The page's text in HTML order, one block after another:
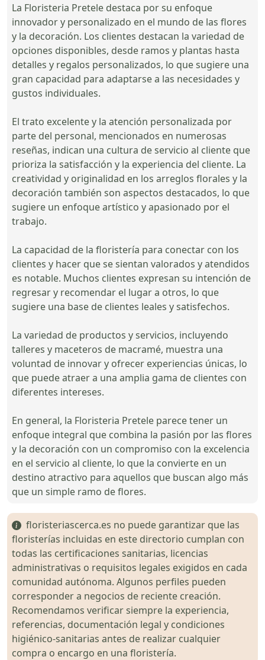
La Floristeria Pretele destaca por su enfoque
innovador y personalizado en el mundo de las flores
y la decoración. Los clientes destacan la variedad de
opciones disponibles, desde ramos y plantas hasta
detalles y regalos personalizados, lo que sugiere una
gran capacidad para adaptarse a las necesidades y
gustos individuales.
El trato excelente y la atención personalizada por
parte del personal, mencionados en numerosas
reseñas, indican una cultura de servicio al cliente que
prioriza la satisfacción y la experiencia del cliente. La
creatividad y originalidad en los arreglos florales y la
decoración también son aspectos destacados, lo que
sugiere un enfoque artístico y apasionado por el
trabajo.
La capacidad de la floristería para conectar con los
clientes y hacer que se sientan valorados y atendidos
es notable. Muchos clientes expresan su intención de
regresar y recomendar el lugar a otros, lo que
sugiere una base de clientes leales y satisfechos.
La variedad de productos y servicios, incluyendo
talleres y maceteros de macramé, muestra una
voluntad de innovar y ofrecer experiencias únicas, lo
que puede atraer a una amplia gama de clientes con
diferentes intereses.
En general, la Floristeria Pretele parece tener un
enfoque integral que combina la pasión por las flores
y la decoración con un compromiso con la excelencia
en el servicio al cliente, lo que la convierte en un
destino atractivo para aquellos que buscan algo más
que un simple ramo de flores.
floristeriascerca.es no puede garantizar que las
floristerías incluidas en este directorio cumplan con
todas las certificaciones sanitarias, licencias
administrativas o requisitos legales exigidos en cada
comunidad autónoma. Algunos perfiles pueden
corresponder a negocios de reciente creación.
Recomendamos verificar siempre la experiencia,
referencias, documentación legal y condiciones
higiénico-sanitarias antes de realizar cualquier
compra o encargo en una floristería.